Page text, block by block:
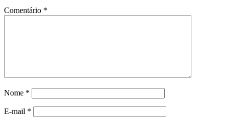
Comentário *
Nome *
E-mail *